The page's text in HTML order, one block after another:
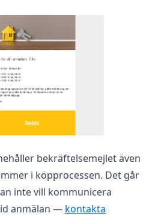
bekräftelsemejlet även
i köpprocessen. Det går
inte vill kommunicera
anmälan — kontakta